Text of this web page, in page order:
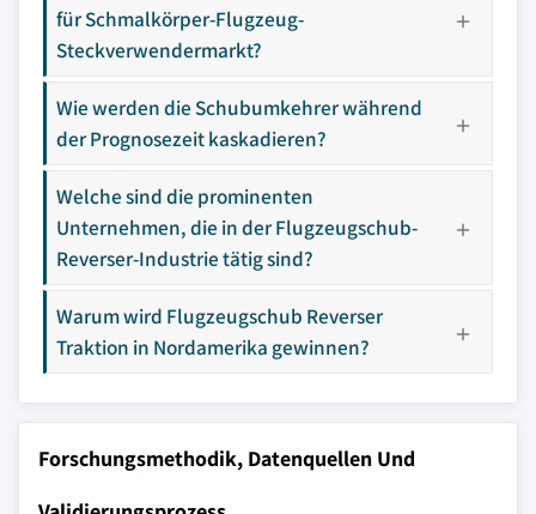
für Schmalkörper-Flugzeug-
Steckverwendermarkt?
Wie werden die Schubumkehrer während
der Prognosezeit kaskadieren?
Welche sind die prominenten
Unternehmen, die in der Flugzeugschub-
Reverser-Industrie tätig sind?
Warum wird Flugzeugschub Reverser
Traktion in Nordamerika gewinnen?
Forschungsmethodik, Datenquellen Und